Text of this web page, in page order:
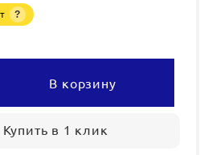
?
В корзину
Купить в 1 клик